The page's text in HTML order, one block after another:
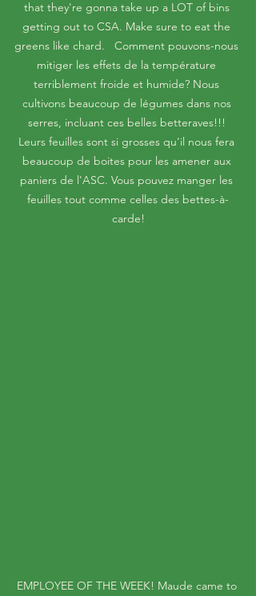
that they're gonna take up a LOT of bins
getting out to CSA. Make sure to eat the
greens like chard.   Comment pouvons-nous
mitiger les effets de la température
terriblement froide et humide? Nous
cultivons beaucoup de légumes dans nos
serres, incluant ces belles betteraves!!!
Leurs feuilles sont si grosses qu'il nous fera
beaucoup de boites pour les amener aux
paniers de l'ASC. Vous pouvez manger les
feuilles tout comme celles des bettes-à-
carde!
EMPLOYEE OF THE WEEK! Maude came to